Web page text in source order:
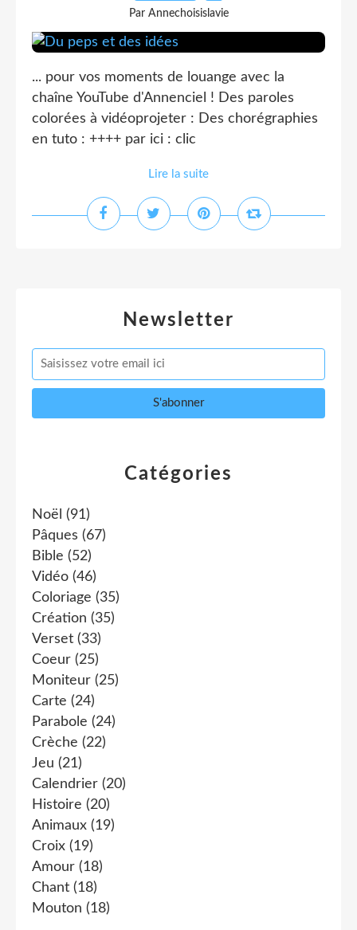
Par Annechoisislavie
... pour vos moments de louange avec la
chaîne YouTube d'Annenciel ! Des paroles
colorées à vidéoprojeter : Des chorégraphies
en tuto : ++++ par ici : clic
Lire la suite
Newsletter
Catégories
Noël (91)
Pâques (67)
Bible (52)
Vidéo (46)
Coloriage (35)
Création (35)
Verset (33)
Coeur (25)
Moniteur (25)
Carte (24)
Parabole (24)
Crèche (22)
Jeu (21)
Calendrier (20)
Histoire (20)
Animaux (19)
Croix (19)
Amour (18)
Chant (18)
Mouton (18)